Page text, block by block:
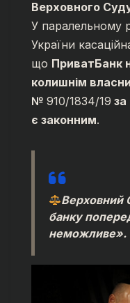
Верховного
У паралельному
України
що ПриватБанк
колишнім
№ 910/1834/19
є законним.
Верховний
банку
неможливе».